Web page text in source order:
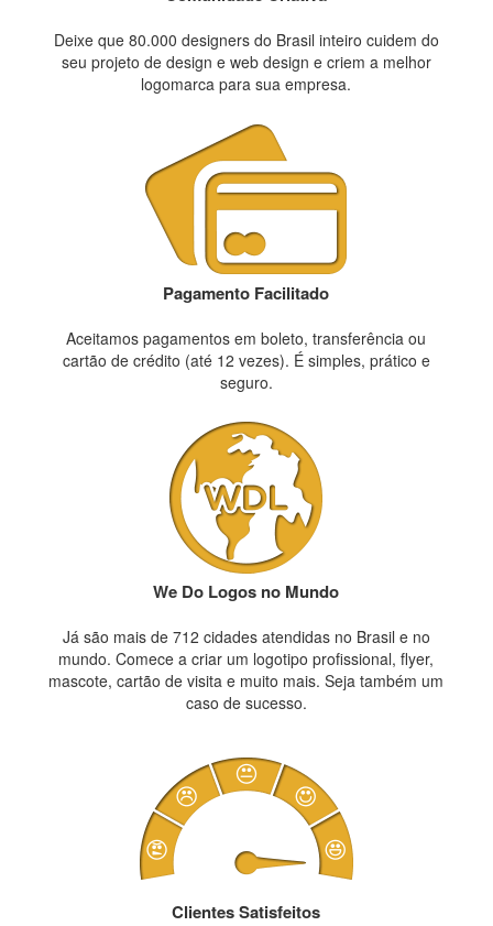
Deixe que 80.000 designers do Brasil inteiro cuidem do
seu projeto de design e web design e criem a melhor
logomarca para sua empresa.
Pagamento Facilitado
Aceitamos pagamentos em boleto, transferência ou
cartão de crédito (até 12 vezes). É simples, prático e
seguro.
We Do Logos no Mundo
Já são mais de 712 cidades atendidas no Brasil e no
mundo. Comece a criar um logotipo profissional, flyer,
mascote, cartão de visita e muito mais. Seja também um
caso de sucesso.
Clientes Satisfeitos